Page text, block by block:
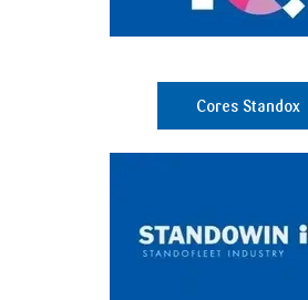
Cores Standox